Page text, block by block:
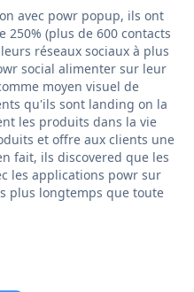
avec powr popup, ils ont
(plus de 600 contacts
réseaux sociaux à plus
social alimenter sur leur
moyen visuel de
qu'ils sont landing on la
les produits dans la vie
et offre aux clients une
fait, ils discovered que les
les applications powr sur
plus longtemps que toute